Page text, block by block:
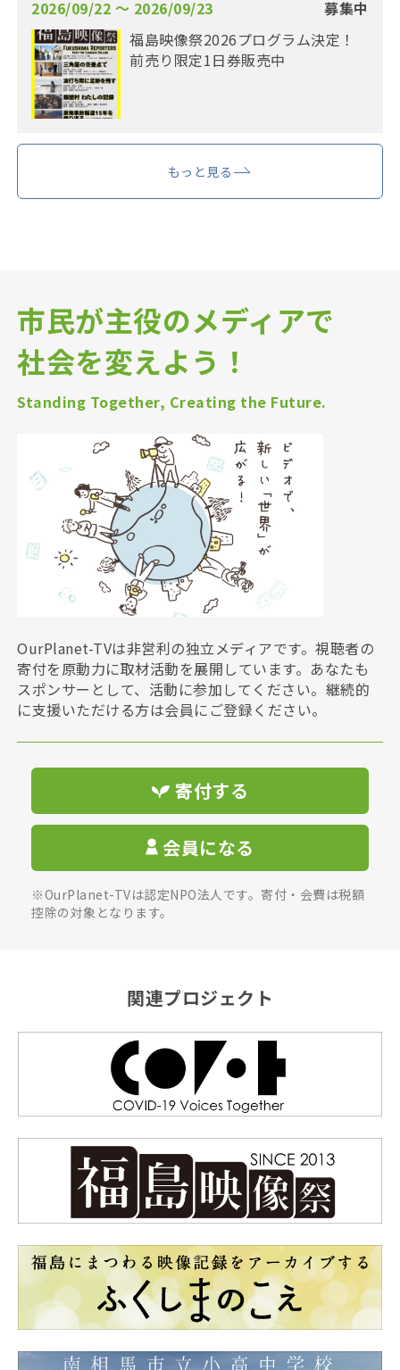
2026/09/22 〜 2026/09/23
募集中
福島映像祭2026プログラム決定！
前売り限定1日券販売中
もっと見る
市民が主役のメディアで
社会を変えよう！
Standing Together, Creating the Future.
OurPlanet-TVは非営利の独立メディアです。視聴者の
寄付を原動力に取材活動を展開しています。あなたも
スポンサーとして、活動に参加してください。継続的
に支援いただける方は会員にご登録ください。
寄付する
会員になる
※OurPlanet-TVは認定NPO法人です。寄付・会費は税額
控除の対象となります。
関連プロジェクト